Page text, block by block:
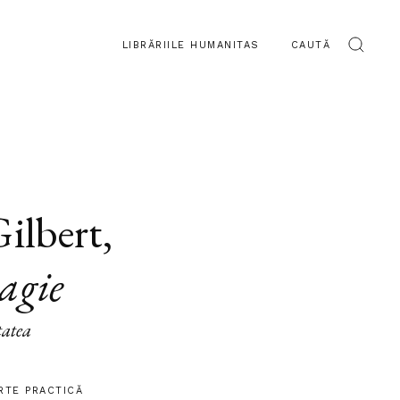
LIBRĂRIILE HUMANITAS CAUTĂ
,
PRACTICĂ